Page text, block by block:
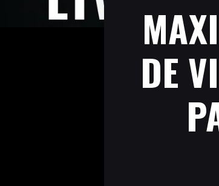
DE